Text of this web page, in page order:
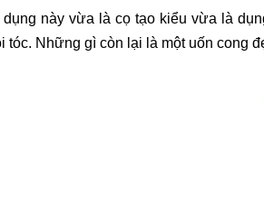
này vừa là cọ tạo kiểu vừa là
tóc. Những gì còn lại là một uốn cong